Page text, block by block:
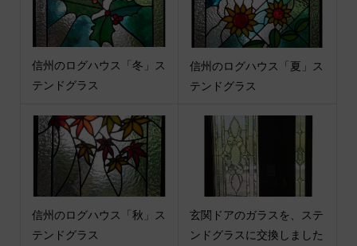
信州のログハウス「冬」ス
テンドグラス
信州のログハウス「夏」ス
テンドグラス
信州のログハウス「秋」ス
テンドグラス
玄関ドアのガラスを、ステ
ンドグラスに交換しました